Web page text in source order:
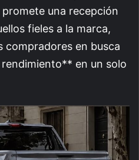
una recepción
fieles a la marca,
compradores en busca
en un solo